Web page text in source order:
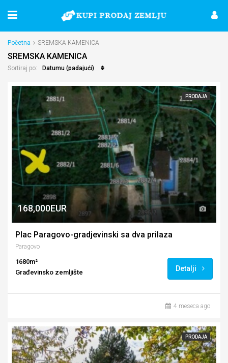
Početna SREMSKA KAMENICA
SREMSKA KAMENICA
Sortiraj po: Datumu (padajući)
PRODAJA
168,000EUR
Plac Paragovo-gradjevinski sa dva prilaza
Paragovo
1680m²
Građevinsko zemljište
Detalji
4 meseca ago
PRODAJA